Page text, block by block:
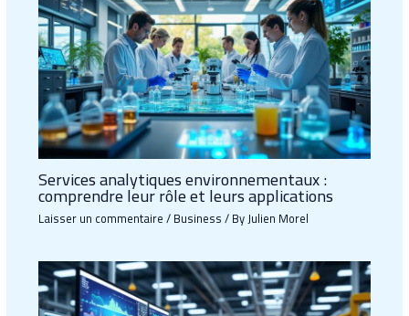
Services analytiques environnementaux :
comprendre leur rôle et leurs applications
Laisser un commentaire/Business/ ByJulien Morel